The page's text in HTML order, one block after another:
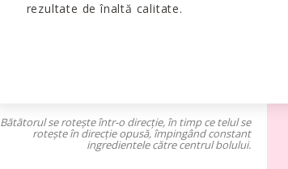
rezultate de înaltă calitate.
Bătătorul se rotește într-o direcție, în timp ce telul se
rotește în direcție opusă, împingând constant
ingredientele către centrul bolului.